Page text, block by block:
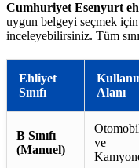
Cumhuriyet Esenyurt
uygun belgeyi seçmek için
inceleyebilirsiniz. Tüm
Ehliyet
Sınıfı
Alanı
B Sınıfı
(Manuel)
ve